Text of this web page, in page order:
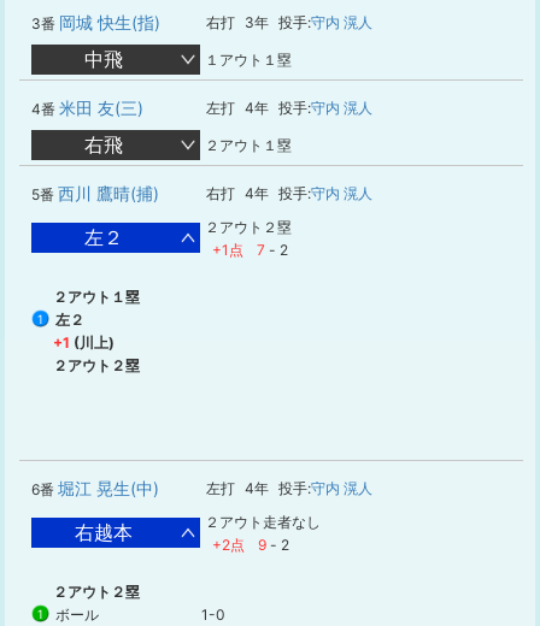
3番 岡城 快生(指) 右打 3年 投手:守内 滉人
中飛 １アウト１塁
4番 米田 友(三) 左打 4年 投手:守内 滉人
右飛 ２アウト１塁
5番 西川 鷹晴(捕) 右打 4年 投手:守内 滉人
左２
２アウト２塁
+1点
7 - 2
２アウト１塁
1
左２
+1 (川上)
２アウト２塁
6番 堀江 晃生(中) 左打 4年 投手:守内 滉人
右越本
２アウト走者なし
+2点
9 - 2
２アウト２塁
1 ボール 1-0